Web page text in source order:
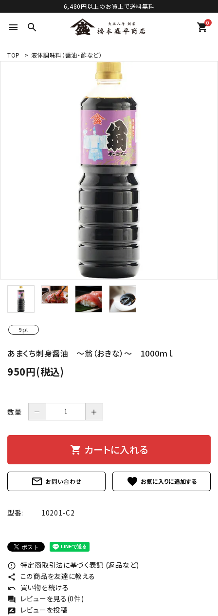
6,480円以上のお買上で送料無料
menu search 0
shopping_cart
TOP > 液体調味料（醤油・酢など）
9pt
あまくち刺身醤油 ～翁（おきな）～ 1000ｍｌ
950円(税込)
数量 － ＋
shopping_cart カートに入れる
mail_outline お問い合わせ favorite
型番: 10201-C2
error_outline 特定商取引法に基づく表記 (返品など)
share この商品を友達に教える
undo 買い物を続ける
forum レビューを見る(0件)
rate_review レビューを投稿